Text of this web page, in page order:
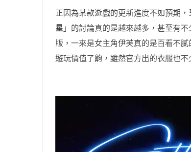
正因為某款遊戲的更新進度不如預期
星 」的討論真的是越來越多，甚至有
版，一來是女主角伊芙真的是百看不
遊玩價值了齁，雖然官方出的衣服也